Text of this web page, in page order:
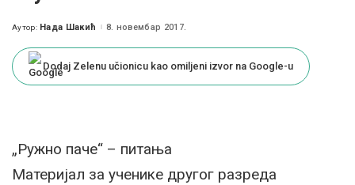
Posted
Аутор: Нада Шакић 8. новембар 2017.
Dodaj Zelenu učionicu kao omiljeni izvor na Google-u
„Ружно паче“ – питања
Материјал за ученике другог разреда